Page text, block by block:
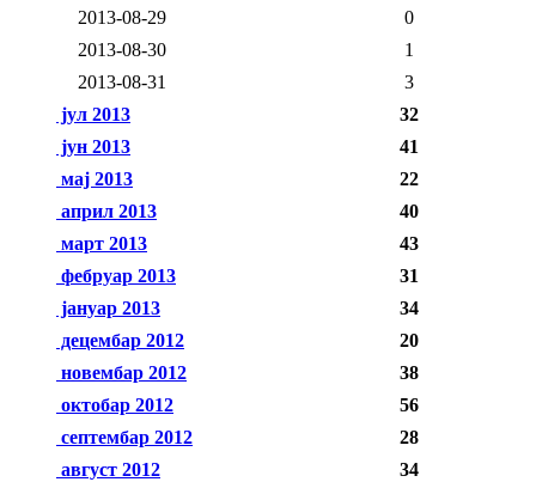
2013-08-29
0
2013-08-30
1
2013-08-31
3
јул 2013
32
јун 2013
41
мај 2013
22
април 2013
40
март 2013
43
фебруар 2013
31
јануар 2013
34
децембар 2012
20
новембар 2012
38
октобар 2012
56
септембар 2012
28
август 2012
34